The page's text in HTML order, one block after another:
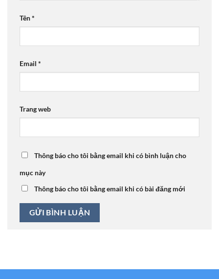
Tên*
Email *
Trang web
Thông báo cho tôi bằng email khi có bình luận cho
mục này
Thông báo cho tôi bằng email khi có bài đăng mới